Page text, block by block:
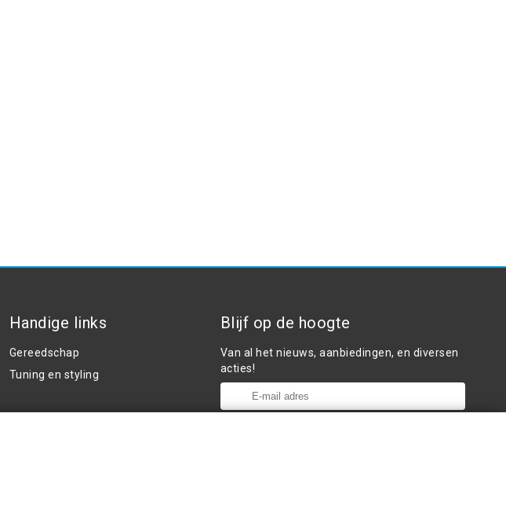
Handige links
Gereedschap
Tuning en styling
Blijf op de hoogte
Van al het nieuws, aanbiedingen, en diversen
acties!